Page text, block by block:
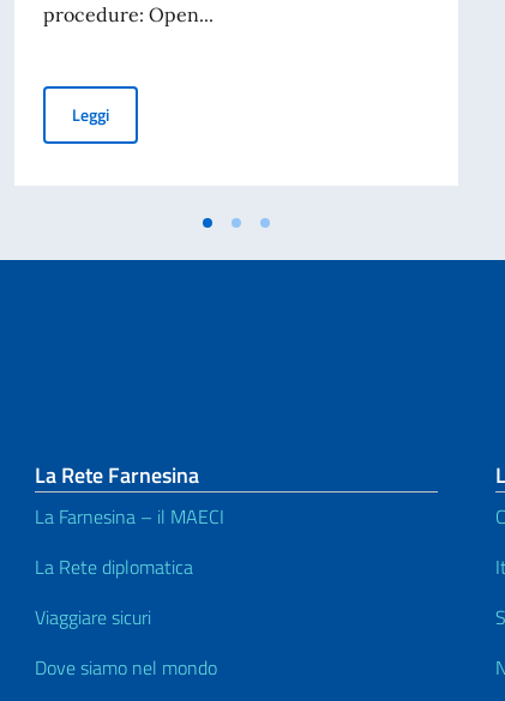
procedure: Open...
LeggiTENDER FOR PURCHASE OF LABORATORY
La Rete Farnesina
La Farnesina – il MAECI
La Rete diplomatica
Viaggiare sicuri
Dove siamo nel mondo